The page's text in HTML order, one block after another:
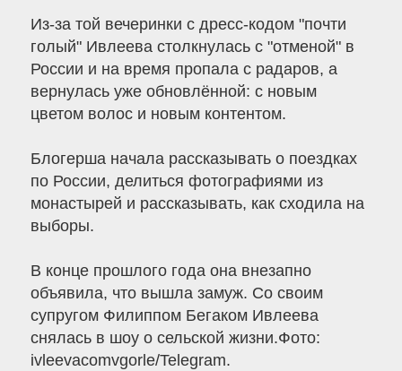
Из-за той вечеринки с дресс-кодом "почти
голый" Ивлеева столкнулась с "отменой" в
России и на время пропала с радаров, а
вернулась уже обновлённой: с новым
цветом волос и новым контентом.
Блогерша начала рассказывать о поездках
по России, делиться фотографиями из
монастырей и рассказывать, как сходила на
выборы.
В конце прошлого года она внезапно
объявила, что вышла замуж. Со своим
супругом Филиппом Бегаком Ивлеева
снялась в шоу о сельской жизни.Фото:
ivleevacomvgorle/Telegram.